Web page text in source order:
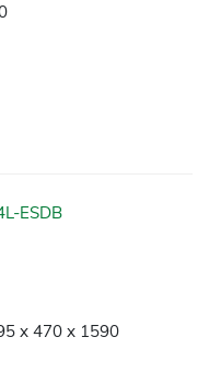
ESDB
x 470 x 1590